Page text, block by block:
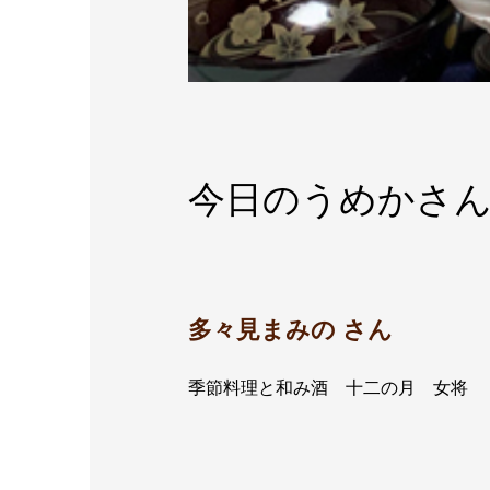
今日のうめかさ
多々見まみの さん
季節料理と和み酒 十二の月 女将